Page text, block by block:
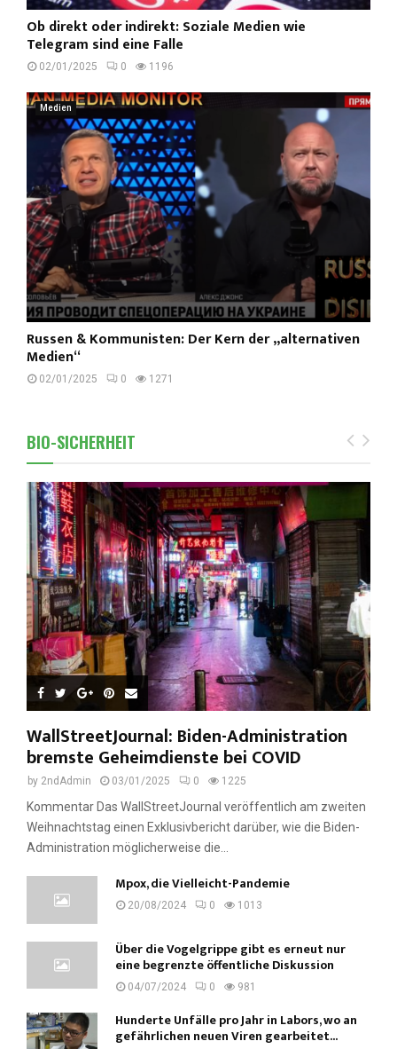
Ob direkt oder indirekt: Soziale Medien wie
Telegram sind eine Falle
02/01/2025 0 1196
Medien
Russen & Kommunisten: Der Kern der „alternativen
Medien“
02/01/2025 0 1271
BIO-SICHERHEIT
WallStreetJournal: Biden-Administration
bremste Geheimdienste bei COVID
by 2ndAdmin 03/01/2025 0 1225
Kommentar Das WallStreetJournal veröffentlich am zweiten
Weihnachtstag einen Exklusivbericht darüber, wie die Biden-
Administration möglicherweise die...
Mpox, die Vielleicht-Pandemie
20/08/2024 0 1013
Über die Vogelgrippe gibt es erneut nur
eine begrenzte öffentliche Diskussion
04/07/2024 0 981
Hunderte Unfälle pro Jahr in Labors, wo an
gefährlichen neuen Viren gearbeitet...